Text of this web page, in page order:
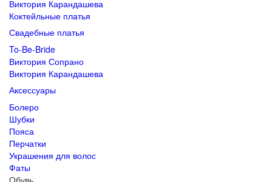
Виктория Карандашева
Коктейльные платья
Свадебные платья
To-Be-Bride
Виктория Сопрано
Виктория Карандашева
Аксессуары
Болеро
Шубки
Пояса
Перчатки
Украшения для волос
Фаты
Обувь